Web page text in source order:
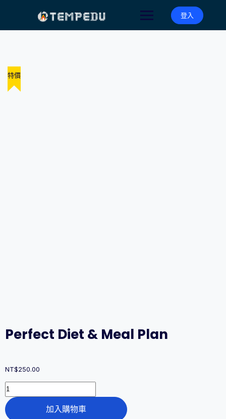
登入
Perfect Diet & Meal Plan
NT$250.00
Perfect
Diet
&
Meal
加入購物車
特價